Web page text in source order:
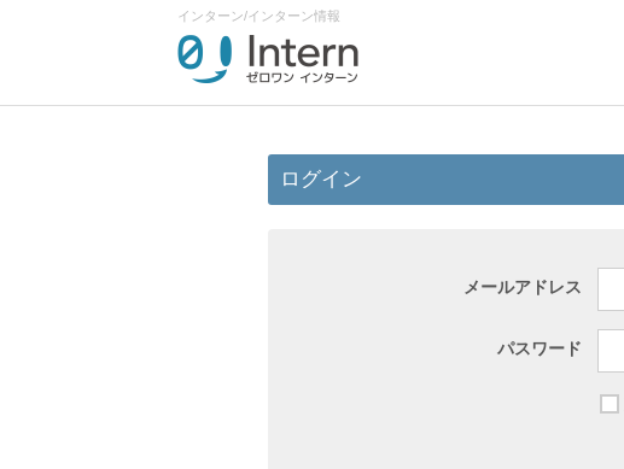
インターン/インターン情報
ログイン
メールアドレス
パスワード